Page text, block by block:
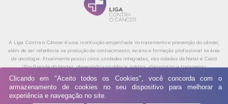
A Liga Contra o Câncer é uma instituição empenhada no tratamento e prevenção do câncer,
além de ser referência na produção de conhecimento, ensino e formação profissional na área
da oncologia. Atualmente possui cinco unidades integradas, nas cidades de Natal e Caicó
(Rio Grande do Norte), oferecendo assistência médica, diagnóstico e tratamento
especializado, reabilitação e cuidados paliativos.
© 2019 All rights reserved.
Clicando em "Aceito todos os Cookies", você concorda com o
armazenamento de cookies no seu dispositivo para melhorar a
experiência e navegação no site.